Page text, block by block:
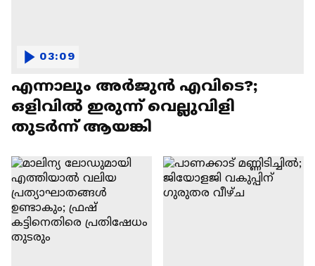
എന്നാലും അർജുൻ എവിടെ?;
ഒളിവിൽ ഇരുന്ന് വെല്ലുവിളി
തുടർന്ന് ആയങ്കി
03:09